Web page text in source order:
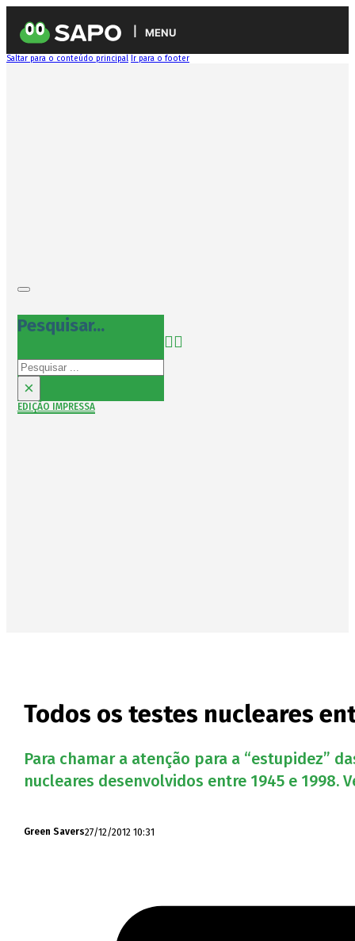
MENU
Saltar para o conteúdo principal Ir para o footer
Pesquisar...
Pesquisar
×
EDIÇÃO IMPRESSA
Todos os testes nucleares
Para chamar a atenção para a “estupidez”
nucleares desenvolvidos entre 1945 e 1998.
Green Savers27/12/2012 10:31